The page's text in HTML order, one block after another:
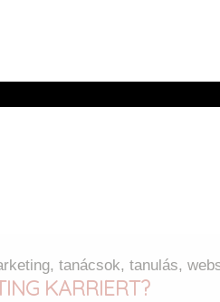
, tanácsok, tanulás,
KARRIERT?